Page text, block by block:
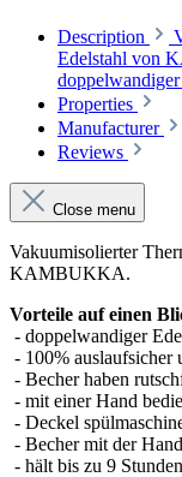
Description
Edelstahl von
Properties
Manufacturer
Reviews
Close menu
Vakuumisolierter
KAMBUKKA.
Vorteile auf einen
- doppelwandiger
- 100% auslaufsicher
- Becher haben
- mit einer Hand
- Deckel
- Becher mit der
- hält bis zu 9